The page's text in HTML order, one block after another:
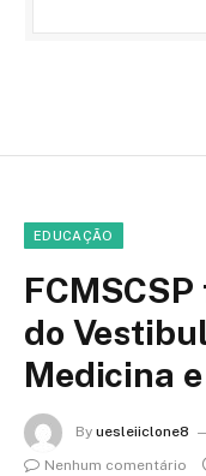
EDUCAÇÃO
do
Medicina
By uesleiiclone8
Nenhum comentário